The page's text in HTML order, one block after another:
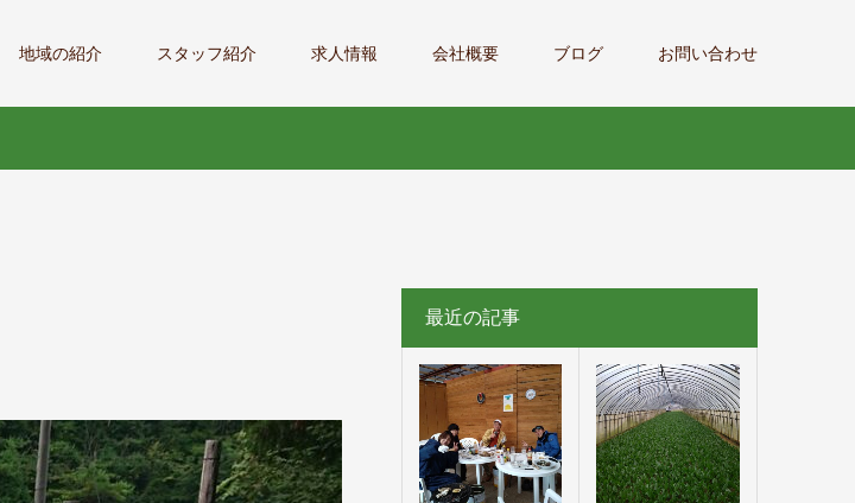
地域の紹介 スタッフ紹介 求人情報 会社概要 ブログ お問い合わせ
最近の記事